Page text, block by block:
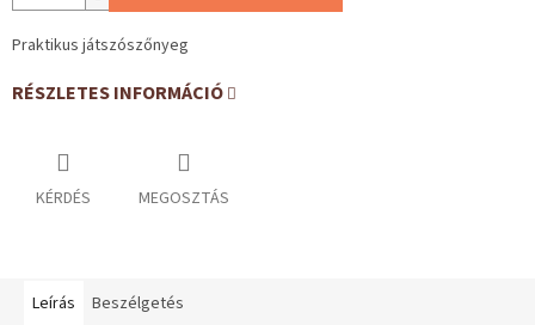
Praktikus játszószőnyeg
RÉSZLETES INFORMÁCIÓ
KÉRDÉS MEGOSZTÁS
Leírás Beszélgetés